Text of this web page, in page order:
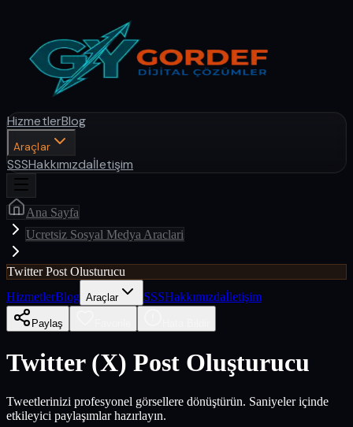
HizmetlerBlog
Araçlar
SSSHakkımızdaİletişim
Ana Sayfa
Ucretsiz Sosyal Medya Araclari
Twitter Post Olusturucu
HizmetlerBlog Araçlar SSSHakkımızdaİletişim
Paylaş
Twitter (X) Post Oluşturucu
Tweetlerinizi profesyonel görsellere dönüştürün. Saniyeler içinde
etkileyici paylaşımlar hazırlayın.